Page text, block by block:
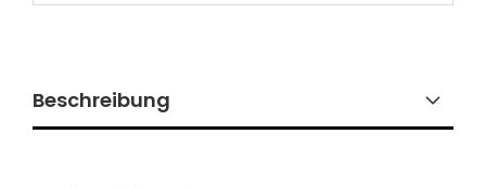
Beschreibung